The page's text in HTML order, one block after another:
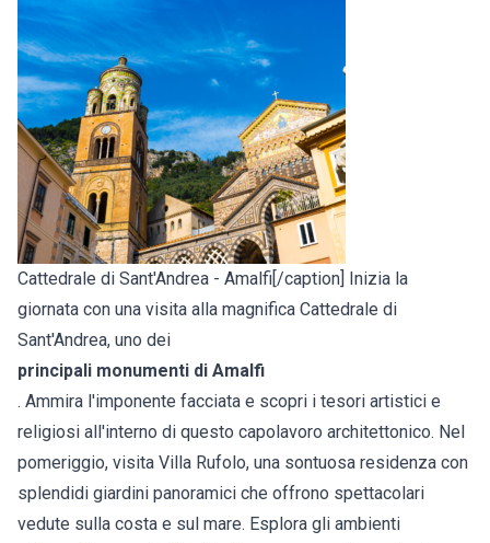
Cattedrale di Sant'Andrea - Amalfi[/caption] Inizia la
giornata con una visita alla magnifica Cattedrale di
Sant'Andrea, uno dei
principali monumenti di Amalfi
. Ammira l'imponente facciata e scopri i tesori artistici e
religiosi all'interno di questo capolavoro architettonico. Nel
pomeriggio, visita Villa Rufolo, una sontuosa residenza con
splendidi giardini panoramici che offrono spettacolari
vedute sulla costa e sul mare. Esplora gli ambienti